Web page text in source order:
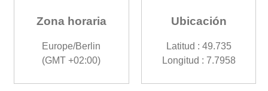
Zona horaria
Europe/Berlin
(GMT +02:00)
Ubicación
Latitud : 49.735
Longitud : 7.7958